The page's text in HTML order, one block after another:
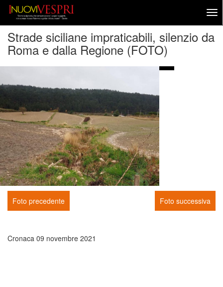
Strade siciliane impraticabili, silenzio da
Roma e dalla Regione (FOTO)
Foto precedente Foto successiva
Cronaca 09 novembre 2021